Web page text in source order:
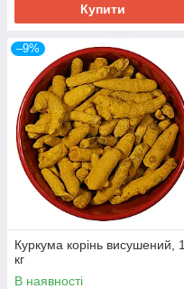
Купити
–9%
Куркума корінь висушений, 1
кг
В наявності